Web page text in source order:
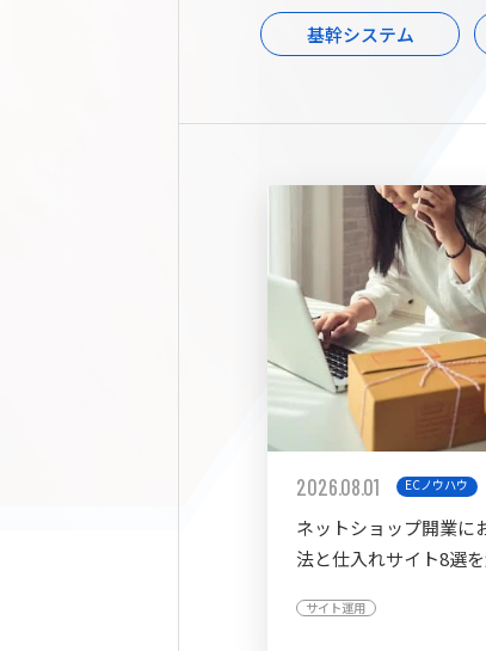
基幹システム
2026.08.01 ECノウハウ
ネットショップ開業に
法と仕入れサイト8選
サイト運用